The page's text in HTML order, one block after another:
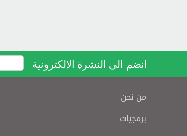
انضم الى النشرة الالكترونية
من نحن
برمجيات